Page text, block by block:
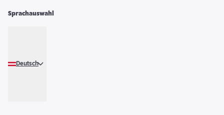
Sprachauswahl
Deutsch